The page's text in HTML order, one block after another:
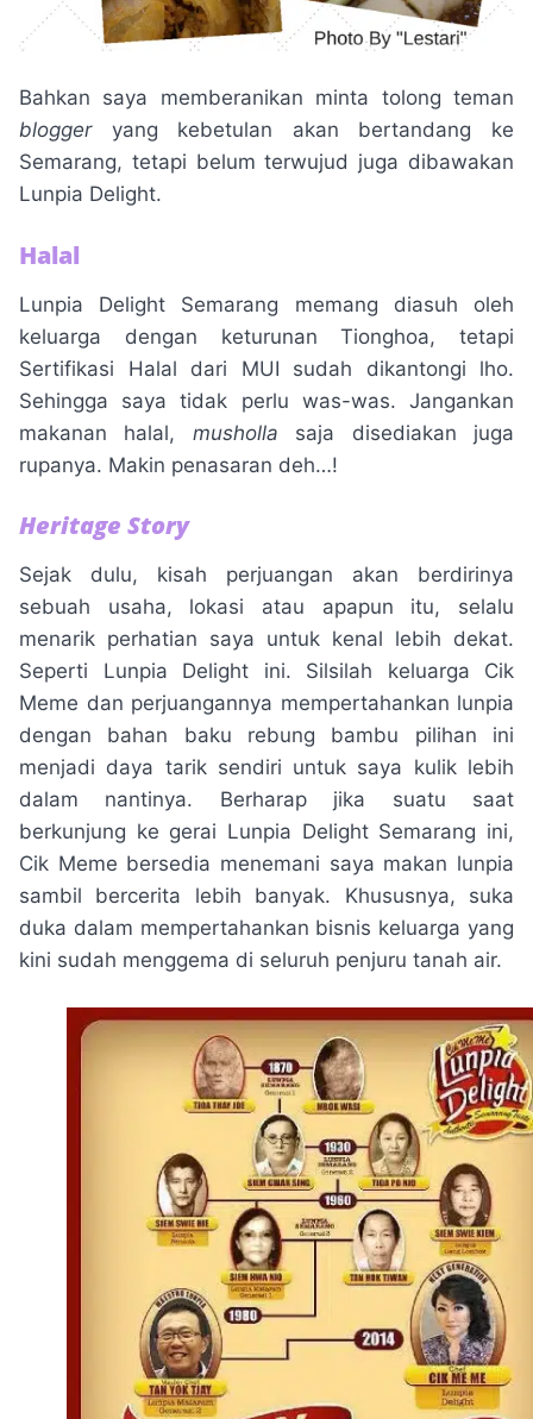
Bahkan saya memberanikan minta tolong teman
blogger yang kebetulan akan bertandang ke
Semarang, tetapi belum terwujud juga dibawakan
Lunpia Delight.
Halal
Lunpia Delight Semarang memang diasuh oleh
keluarga dengan keturunan Tionghoa, tetapi
Sertifikasi Halal dari MUI sudah dikantongi lho.
Sehingga saya tidak perlu was-was. Jangankan
makanan halal, musholla saja disediakan juga
rupanya. Makin penasaran deh…!
Heritage Story
Sejak dulu, kisah perjuangan akan berdirinya
sebuah usaha, lokasi atau apapun itu, selalu
menarik perhatian saya untuk kenal lebih dekat.
Seperti Lunpia Delight ini. Silsilah keluarga Cik
Meme dan perjuangannya mempertahankan lunpia
dengan bahan baku rebung bambu pilihan ini
menjadi daya tarik sendiri untuk saya kulik lebih
dalam nantinya. Berharap jika suatu saat
berkunjung ke gerai Lunpia Delight Semarang ini,
Cik Meme bersedia menemani saya makan lunpia
sambil bercerita lebih banyak. Khususnya, suka
duka dalam mempertahankan bisnis keluarga yang
kini sudah menggema di seluruh penjuru tanah air.